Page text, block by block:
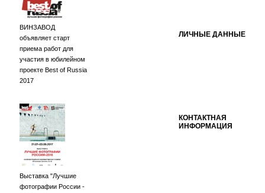
ВИНЗАВОД
объявляет старт
приема работ для
участия в юбилейном
проекте Best of Russia
2017
Выставка "Лучшие
фотографии России -
ЛИЧНЫЕ ДАННЫЕ
КОНТАКТНАЯ
ИНФОРМАЦИЯ